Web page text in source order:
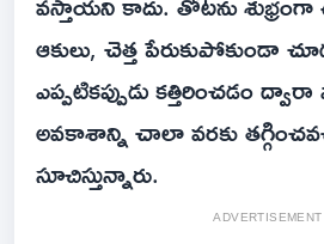
ఆకులు, చెత్త పేరుకుపోకుండా
ఎప్పటికప్పుడు కత్తిరించడం
అవకాశాన్ని చాలా వరకు
సూచిస్తున్నారు.
ADVERTISEMENT